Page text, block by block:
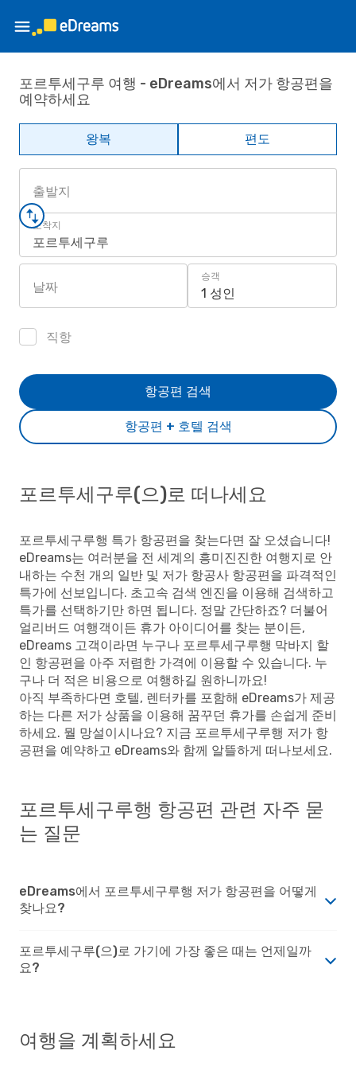
포르투세구루 여행 - eDreams에서 저가 항공편을
예약하세요
왕복 편도
출발지
도착지
포르투세구루
날짜
승객
1 성인
직항
항공편 + 호텔 검색
항공편 검색
포르투세구루(으)로 떠나세요
포르투세구루행 특가 항공편을 찾는다면 잘 오셨습니다!
eDreams는 여러분을 전 세계의 흥미진진한 여행지로 안
내하는 수천 개의 일반 및 저가 항공사 항공편을 파격적인
특가에 선보입니다. 초고속 검색 엔진을 이용해 검색하고
특가를 선택하기만 하면 됩니다. 정말 간단하죠? 더불어
얼리버드 여행객이든 휴가 아이디어를 찾는 분이든,
eDreams 고객이라면 누구나 포르투세구루행 막바지 할
인 항공편을 아주 저렴한 가격에 이용할 수 있습니다. 누
구나 더 적은 비용으로 여행하길 원하니까요!
아직 부족하다면 호텔, 렌터카를 포함해 eDreams가 제공
하는 다른 저가 상품을 이용해 꿈꾸던 휴가를 손쉽게 준비
하세요. 뭘 망설이시나요? 지금 포르투세구루행 저가 항
공편을 예약하고 eDreams와 함께 알뜰하게 떠나보세요.
포르투세구루행 항공편 관련 자주 묻
는 질문
eDreams에서 포르투세구루행 저가 항공편을 어떻게
찾나요?
포르투세구루(으)로 가기에 가장 좋은 때는 언제일까
요?
여행을 계획하세요